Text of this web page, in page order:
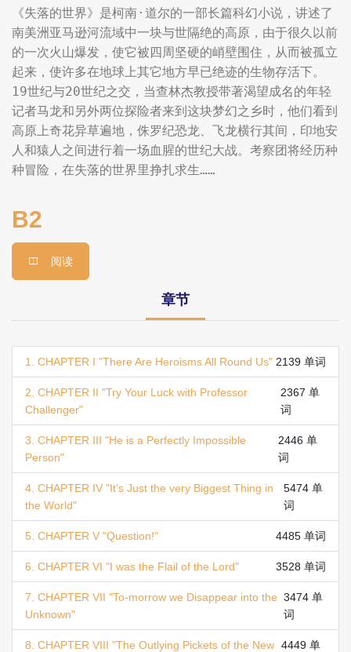
《失落的世界》是柯南·道尔的一部长篇科幻小说，讲述了
南美洲亚马逊河流域中一块与世隔绝的高原，由于很久以前
的一次火山爆发，使它被四周坚硬的峭壁围住，从而被孤立
起来，使许多在地球上其它地方早已绝迹的生物存活下。
19世纪与20世纪之交，当查林杰教授带著渴望成名的年轻
记者马龙和另外两位探险者来到这块梦幻之乡时，他们看到
高原上奇花异草遍地，侏罗纪恐龙、飞龙横行其间，印地安
人和猿人之间进行着一场血腥的世纪大战。考察团将经历种
种冒险，在失落的世界里挣扎求生……
B2
阅读
章节
1. CHAPTER I "There Are Heroisms All Round Us" 2139 单词
2. CHAPTER II "Try Your Luck with Professor
Challenger"
2367 单
词
3. CHAPTER III "He is a Perfectly Impossible
Person"
2446 单
词
4. CHAPTER IV "It's Just the very Biggest Thing in
the World"
5474 单
词
5. CHAPTER V "Question!" 4485 单词
6. CHAPTER VI "I was the Flail of the Lord" 3528 单词
7. CHAPTER VII "To-morrow we Disappear into the
Unknown"
3474 单
词
8. CHAPTER VIII "The Outlying Pickets of the New 4449 单